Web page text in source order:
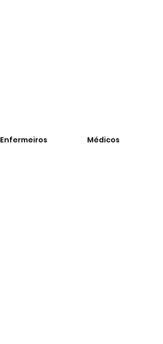
Enfermeiros Médicos